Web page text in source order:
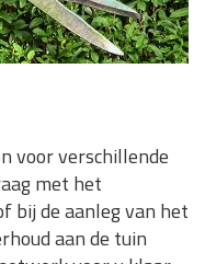
voor verschillende
met het
bij de aanleg van het
aan de tuin